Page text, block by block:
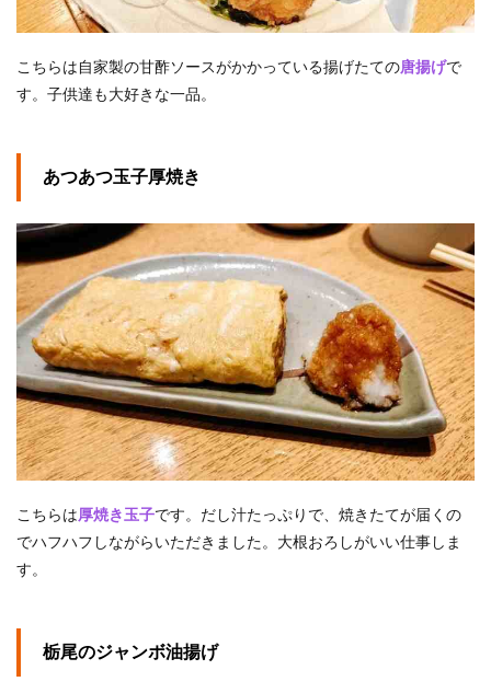
こちらは自家製の甘酢ソースがかかっている揚げたての唐揚げで
す。子供達も大好きな一品。
あつあつ玉子厚焼き
こちらは厚焼き玉子です。だし汁たっぷりで、焼きたてが届くの
でハフハフしながらいただきました。大根おろしがいい仕事しま
す。
栃尾のジャンボ油揚げ